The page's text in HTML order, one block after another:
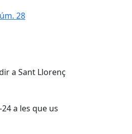
28
a Sant Llorenç
a les que us